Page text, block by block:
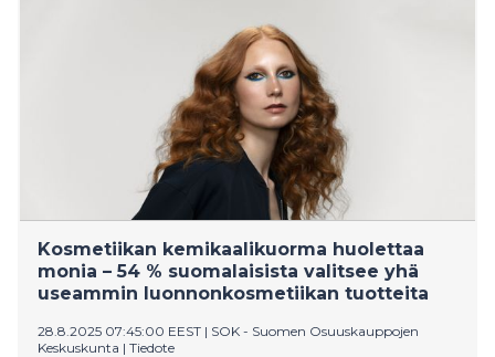
Kosmetiikan kemikaalikuorma huolettaa
monia – 54 % suomalaisista valitsee yhä
useammin luonnonkosmetiikan tuotteita
28.8.2025 07:45:00 EEST | SOK - Suomen Osuuskauppojen
Keskuskunta | Tiedote